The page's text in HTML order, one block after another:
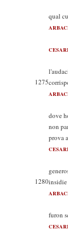
qual
1275
dove
non
prova
E
1280insidie
furon